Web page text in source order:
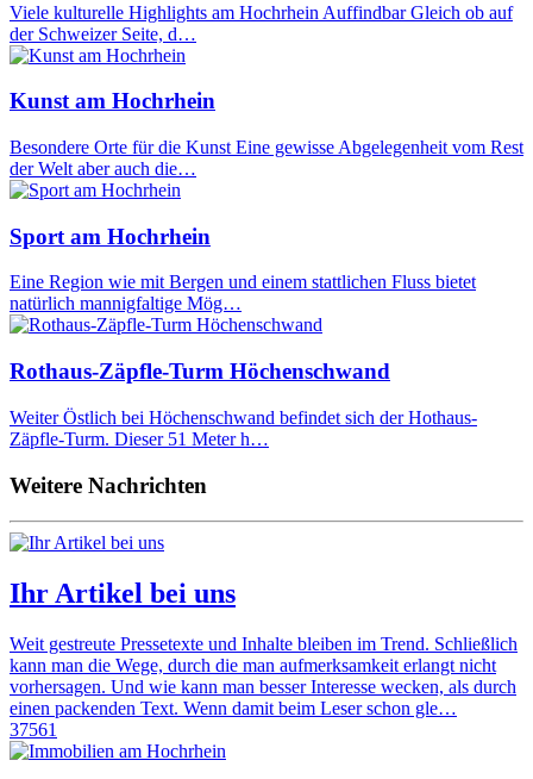
Viele kulturelle Highlights am Hochrhein Auffindbar Gleich ob auf
der Schweizer Seite, d…
Kunst am Hochrhein
Besondere Orte für die Kunst Eine gewisse Abgelegenheit vom Rest
der Welt aber auch die…
Sport am Hochrhein
Eine Region wie mit Bergen und einem stattlichen Fluss bietet
natürlich mannigfaltige Mög…
Rothaus-Zäpfle-Turm Höchenschwand
Weiter Östlich bei Höchenschwand befindet sich der Hothaus-
Zäpfle-Turm. Dieser 51 Meter h…
Weitere Nachrichten
Ihr Artikel bei uns
Weit gestreute Pressetexte und Inhalte bleiben im Trend. Schließlich
kann man die Wege, durch die man aufmerksamkeit erlangt nicht
vorhersagen. Und wie kann man besser Interesse wecken, als durch
einen packenden Text. Wenn damit beim Leser schon gle…
37561